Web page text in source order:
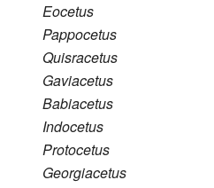
Eocetus
Pappocetus
Quisracetus
Gaviacetus
Babiacetus
Indocetus
Protocetus
Georgiacetus